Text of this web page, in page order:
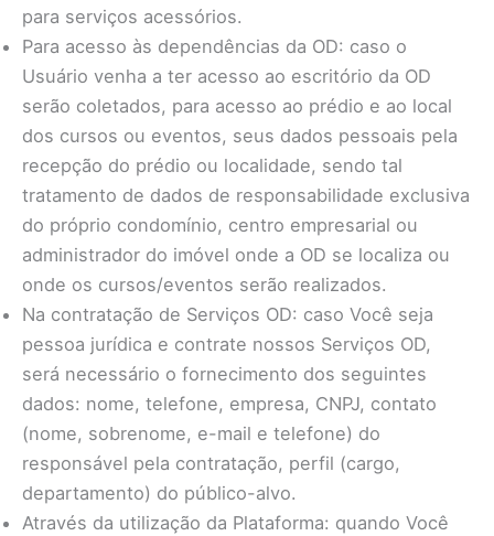
para serviços acessórios.
Para acesso às dependências da OD: caso o
Usuário venha a ter acesso ao escritório da OD
serão coletados, para acesso ao prédio e ao local
dos cursos ou eventos, seus dados pessoais pela
recepção do prédio ou localidade, sendo tal
tratamento de dados de responsabilidade exclusiva
do próprio condomínio, centro empresarial ou
administrador do imóvel onde a OD se localiza ou
onde os cursos/eventos serão realizados.
Na contratação de Serviços OD: caso Você seja
pessoa jurídica e contrate nossos Serviços OD,
será necessário o fornecimento dos seguintes
dados: nome, telefone, empresa, CNPJ, contato
(nome, sobrenome, e-mail e telefone) do
responsável pela contratação, perfil (cargo,
departamento) do público-alvo.
Através da utilização da Plataforma: quando Você